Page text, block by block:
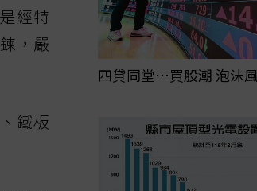
經特
，嚴
鐵板
四貸同堂…買股潮 泡沫